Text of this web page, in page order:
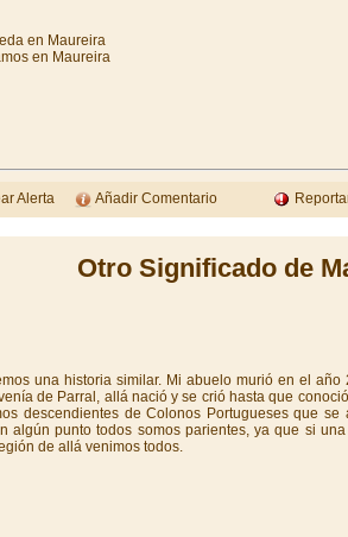
en Maureira
en Maureira
Alerta Añadir Comentario
Otro Significado de
una historia similar. Mi abuelo murió en el
de Parral, allá nació y se crió hasta que
descendientes de Colonos Portugueses que
algún punto todos somos parientes, ya que si
de allá venimos todos.